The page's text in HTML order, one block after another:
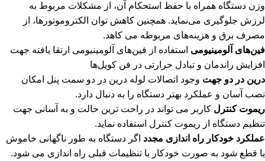
وزن دستگاه همراه با حفظ استحکام آن، از مشکلات مربوط به
لرزش جلوگیری می‌نماید. همچنین کاهش توان الکتروموتورها، از
مصرف برق و هزینه‌های مربوطه می کاهد.
فین‌های آلومینیومی استفاده از فین‌های آلومینیومی ارتقا یافته جهت
افزایش راندمان و تبادل حرارتی در فن کویل‌ها
درین در دو جهت وجود اتصالات لوله درین در دو سمت پنل امکان
نصب آسان و عملکرد بهتر دستگاه را به دنبال دارد.
ریموت کنترل کاربر می تواند در راحت ترین حالت و به آسانی جهت
تنظیم دستگاه از ریموت کنترل استفاده نماید.
عملکرد خودکار راه اندازی مجدد اگر دستگاه به طور ناگهانی خاموش
یا قطع شود به صورت خودکار با تنظیمات قبلی راه اندازی می شود.